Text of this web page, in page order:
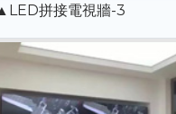
拼接電視牆-3